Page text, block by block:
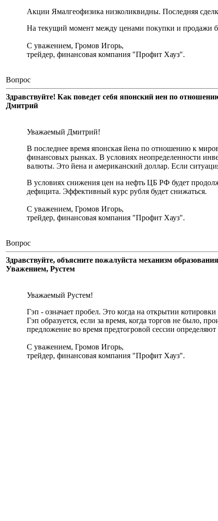
Акции Ямалгеофизика низколиквидны. Последняя
На текущий момент между ценами покупки и продажи
С уважением, Громов Игорь,
трейдер, финансовая компания "Профит Хауз".
Вопрос
Здравствуйте! Как поведет себя японский иен по
Дмитрий
Уважаемый Дмитрий!
В последнее время японская йена по отношению к
финансовых рынках. В условиях неопределенности
валюты. Это йена и американский доллар. Если
В условиях снижения цен на нефть ЦБ РФ будет
дефицита. Эффективный курс рубля будет снижаться.
С уважением, Громов Игорь,
трейдер, финансовая компания "Профит Хауз".
Вопрос
Здравствуйте, объясните пожалуйста механизм
Уважением, Рустем
Уважаемый Рустем!
Гэп - означает пробел. Это когда на открытии
Гэп образуется, если за время, когда торгов не было,
предложение во время предтогровой сессии определяют
С уважением, Громов Игорь,
трейдер, финансовая компания "Профит Хауз".